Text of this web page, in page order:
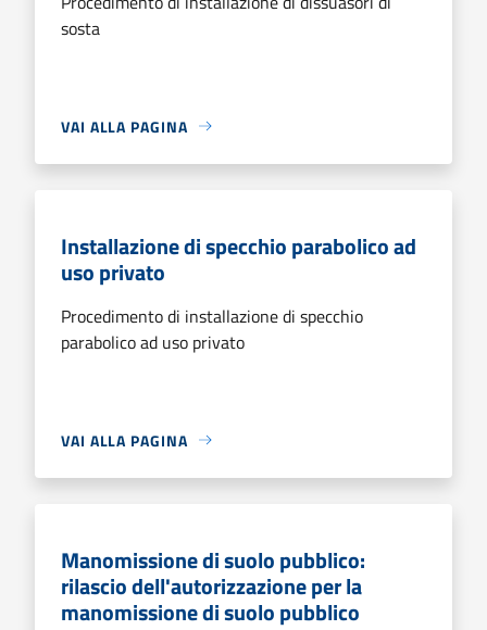
sosta
VAI ALLA PAGINA
Installazione di specchio parabolico ad
uso privato
Procedimento di installazione di specchio
parabolico ad uso privato
VAI ALLA PAGINA
Manomissione di suolo pubblico:
rilascio dell'autorizzazione per la
manomissione di suolo pubblico